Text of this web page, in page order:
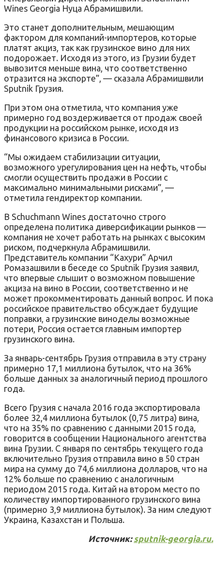
Wines Georgia Нуца Абрамишвили.
Это станет дополнительным, мешающим
фактором для компаний-импортеров, которые
платят акциз, так как грузинское вино для них
подорожает. Исходя из этого, из Грузии будет
вывозится меньше вина, что соответственно
отразится на экспорте”, — сказала Абрамишвили
Sputnik Грузия.
При этом она отметила, что компания уже
примерно год воздерживается от продаж своей
продукции на российском рынке, исходя из
финансового кризиса в России.
“Мы ожидаем стабилизации ситуации,
возможного урегулирования цен на нефть, чтобы
смогли осуществить продажи в России с
максимально минимальными рисками”, —
отметила гендиректор компании.
В Schuchmann Wines достаточно строго
определена политика диверсификации рынков —
компания не хочет работать на рынках с высоким
риском, подчеркнула Абрамишвили.
Представитель компании “Кахури” Арчил
Ромазашвили в беседе со Sputnik Грузия заявил,
что впервые слышит о возможном повышение
акциза на вино в России, соответственно и не
может прокомментировать данный вопрос. И пока
российское правительство обсуждает будущие
поправки, а грузинские виноделы возможные
потери, Россия остается главным импортер
грузинского вина.
За январь-сентябрь Грузия отправила в эту страну
примерно 17,1 миллиона бутылок, что на 36%
больше данных за аналогичный период прошлого
года.
Всего Грузия с начала 2016 года экспортировала
более 32,4 миллиона бутылок (0,75 литра) вина,
что на 35% по сравнению с данными 2015 года,
говорится в сообщении Национального агентства
вина Грузии. С января по сентябрь текущего года
включительно Грузия отправила вино в 50 стран
мира на сумму до 74,6 миллиона долларов, что на
12% больше по сравнению с аналогичным
периодом 2015 года. Китай на втором место по
количеству импортированного грузинского вина
(примерно 3,9 миллиона бутылок). За ним следуют
Украина, Казахстан и Польша.
Источник:sputnik-georgia.ru.